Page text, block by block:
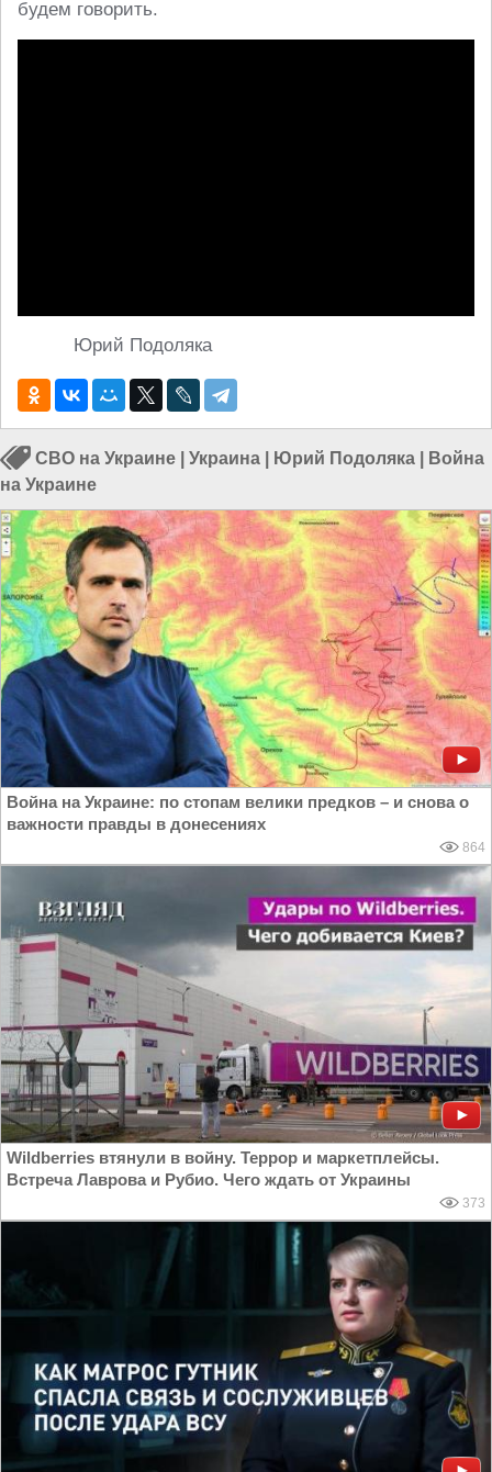
будем говорить.
Юрий Подоляка
СВО на Украине Украина Юрий Подоляка
Война
на Украине
Война на Украине: по стопам велики предков – и снова о
важности правды в донесениях
864
Wildberries втянули в войну. Террор и маркетплейсы.
Встреча Лаврова и Рубио. Чего ждать от Украины
373